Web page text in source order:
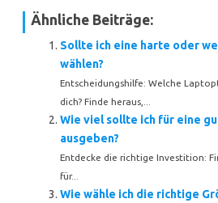
Ähnliche Beiträge:
Sollte ich eine harte oder
wählen?
Entscheidungshilfe: Welche
dich? Finde heraus,...
Wie viel sollte ich für eine
ausgeben?
Entdecke die richtige Investition:
für...
Wie wähle ich die richtige